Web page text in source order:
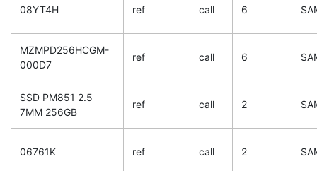
08YT4H ref call 6
MZMPD256HCGM-
000D7
ref call 6
SSD PM851 2.5
7MM 256GB
ref call 2
06761K ref call 2